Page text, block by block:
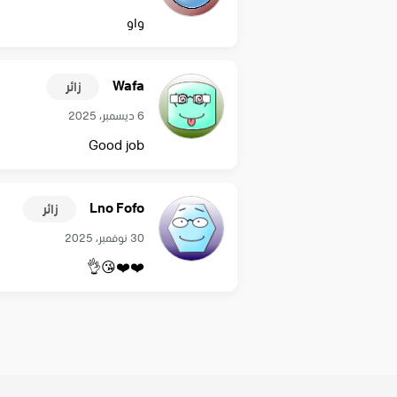
واو
Wafa زائر
6 ديسمبر، 2025
Good job
Lno Fofo زائر
30 نوفمبر، 2025
❤️❤️😘👌